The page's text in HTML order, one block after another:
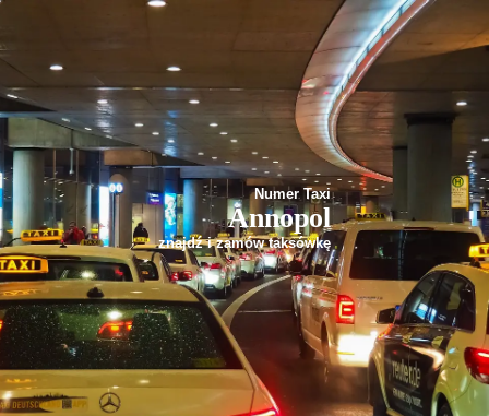
Numer Taxi
Annopol
znajdź i zamów taksówkę